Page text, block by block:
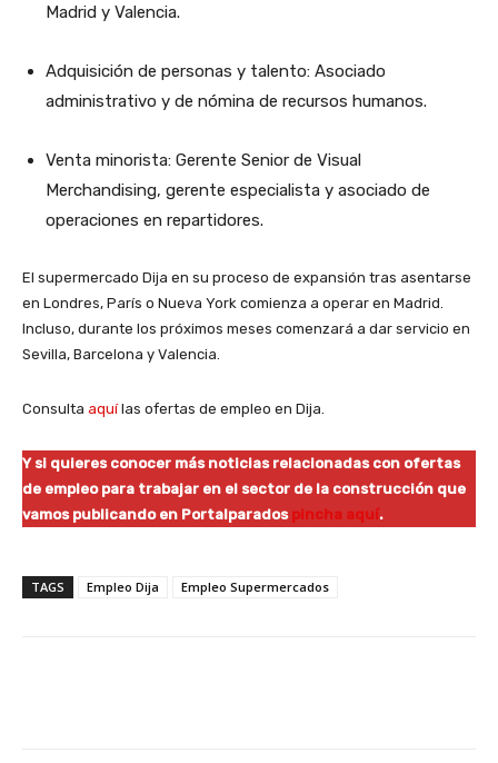
Madrid y Valencia.
Adquisición de personas y talento: Asociado
administrativo y de nómina de recursos humanos.
Venta minorista: Gerente Senior de Visual
Merchandising, gerente especialista y asociado de
operaciones en repartidores.
El supermercado Dija en su proceso de expansión tras asentarse
en Londres, París o Nueva York comienza a operar en Madrid.
Incluso, durante los próximos meses comenzará a dar servicio en
Sevilla, Barcelona y Valencia.
Consulta aquílas ofertas de empleo en Dija.
Y si quieres conocer más noticias relacionadas con ofertas
de empleo para trabajar en el sector de la construcción que
vamos publicando en Portalparados pincha aquí.
TAGS Empleo Dija Empleo Supermercados